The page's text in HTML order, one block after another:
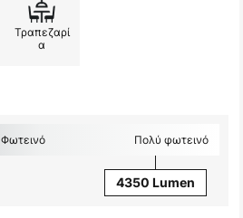
Τραπεζαρί
α
Φωτεινό Πολύ φωτεινό
4350 Lumen